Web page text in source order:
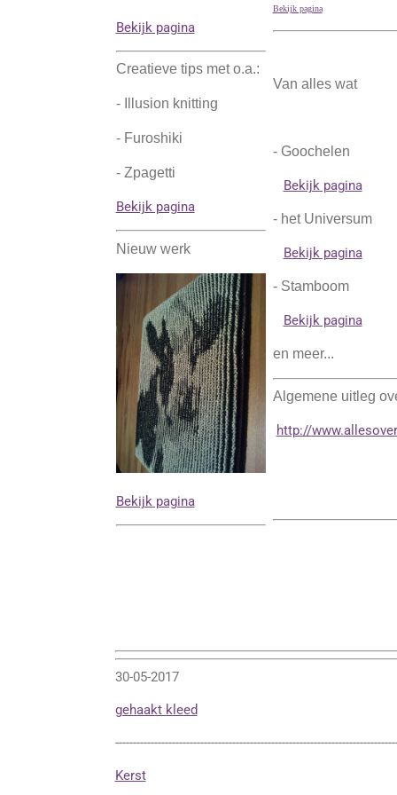
Bekijk pagina
Creatieve tips met o.a.:
- Illusion knitting
- Furoshiki
- Zpagetti
Bekijk pagina
Nieuw werk
Bekijk pagina
Bekijk pagina
Van alles wat
- Goochelen
Bekijk pagina
- het Universum
Bekijk pagina
- Stamboom
Bekijk pagina
en meer...
Algemene uitleg
http://
30-05-2017
gehaakt kleed
Kerst